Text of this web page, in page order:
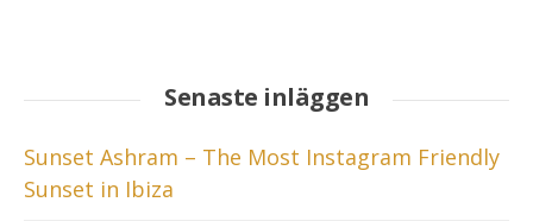
Senaste inläggen
Sunset Ashram – The Most Instagram Friendly
Sunset in Ibiza